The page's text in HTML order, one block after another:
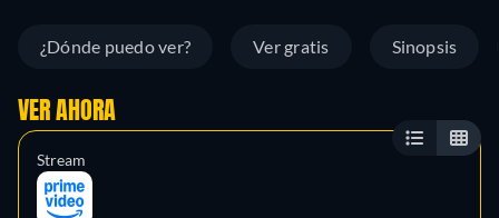
¿Dónde puedo ver? Ver gratis Sinopsis
VER AHORA
Stream